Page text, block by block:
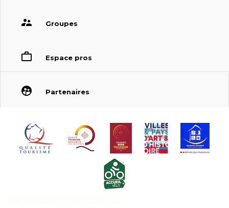
Groupes
Espace pros
Partenaires